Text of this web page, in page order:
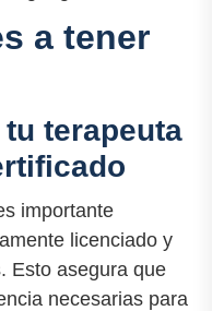
a tener
terapeuta
importante
licenciado y
Esto asegura que
necesarias para